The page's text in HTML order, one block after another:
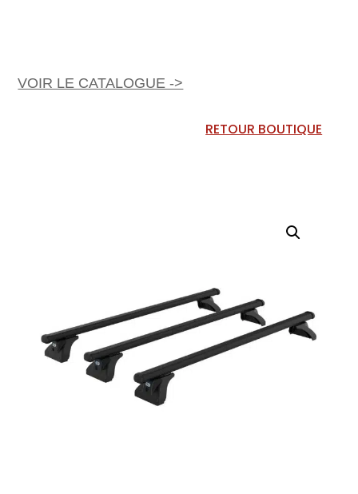
VOIR LE CATALOGUE ->
RETOUR BOUTIQUE